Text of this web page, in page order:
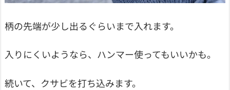
柄の先端が少し出るぐらいまで入れます。
入りにくいようなら、ハンマー使ってもいいかも。
続いて、クサビを打ち込みます。